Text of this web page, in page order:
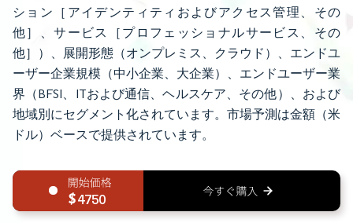
ション［アイデンティティおよびアクセス管理、その
他］、サービス［プロフェッショナルサービス、その
他］）、展開形態（オンプレミス、クラウド）、エンドユ
ーザー企業規模（中小企業、大企業）、エンドユーザー業
界（BFSI、ITおよび通信、ヘルスケア、その他）、および
地域別にセグメント化されています。市場予測は金額（米
ドル）ベースで提供されています。
4750